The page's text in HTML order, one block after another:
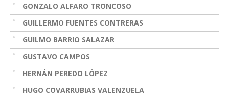
GONZALO ALFARO TRONCOSO
GUILLERMO FUENTES CONTRERAS
GUILMO BARRIO SALAZAR
GUSTAVO CAMPOS
HERNÁN PEREDO LÓPEZ
HUGO COVARRUBIAS VALENZUELA